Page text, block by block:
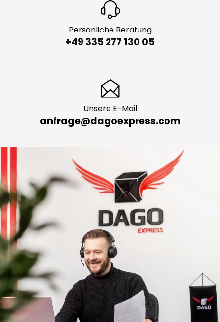
Persönliche Beratung
+49 335 277 130 05
Unsere E-Mail
anfrage@dagoexpress.com